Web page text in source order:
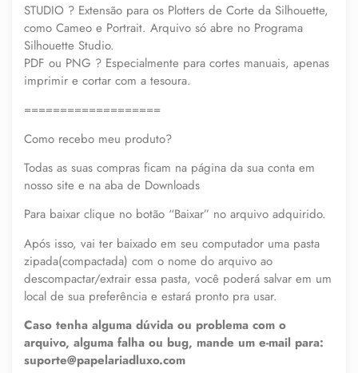
STUDIO ? Extensão para os Plotters de Corte da Silhouette,
como Cameo e Portrait. Arquivo só abre no Programa
Silhouette Studio.
PDF ou PNG ? Especialmente para cortes manuais, apenas
imprimir e cortar com a tesoura.
===================
Como recebo meu produto?
Todas as suas compras ficam na página da sua conta em
nosso site e na aba de Downloads
Para baixar clique no botão “Baixar” no arquivo adquirido.
Após isso, vai ter baixado em seu computador uma pasta
zipada(compactada) com o nome do arquivo ao
descompactar/extrair essa pasta, você poderá salvar em um
local de sua preferência e estará pronto pra usar.
Caso tenha alguma dúvida ou problema com o
arquivo, alguma falha ou bug, mande um e-mail para:
suporte@papelariadluxo.com